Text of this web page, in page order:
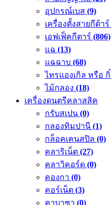
อุปกรณ์เบส (9)
เครื่องตั้งสายกีต้า
เอฟเฟ็คกีตาร์ (806)
แฉ (13)
แฉฉาบ (68)
ไทรแองเกิล หรือ กิ๋
ไม้กลอง (18)
เครื่องดนตรีคลาสสิค
กรับสเปน (0)
กลองทิมปานี (1)
กล็อคเคนสปิล (0)
คลาริเน็ต (27)
คลาวิคอร์ด (0)
คองกา (0)
คอร์เน็ต (3)
คาบาซา (0)